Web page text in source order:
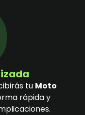
tu Moto
rápida y